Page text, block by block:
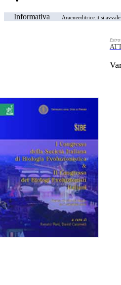
Informativa Aracneeditrice.it si